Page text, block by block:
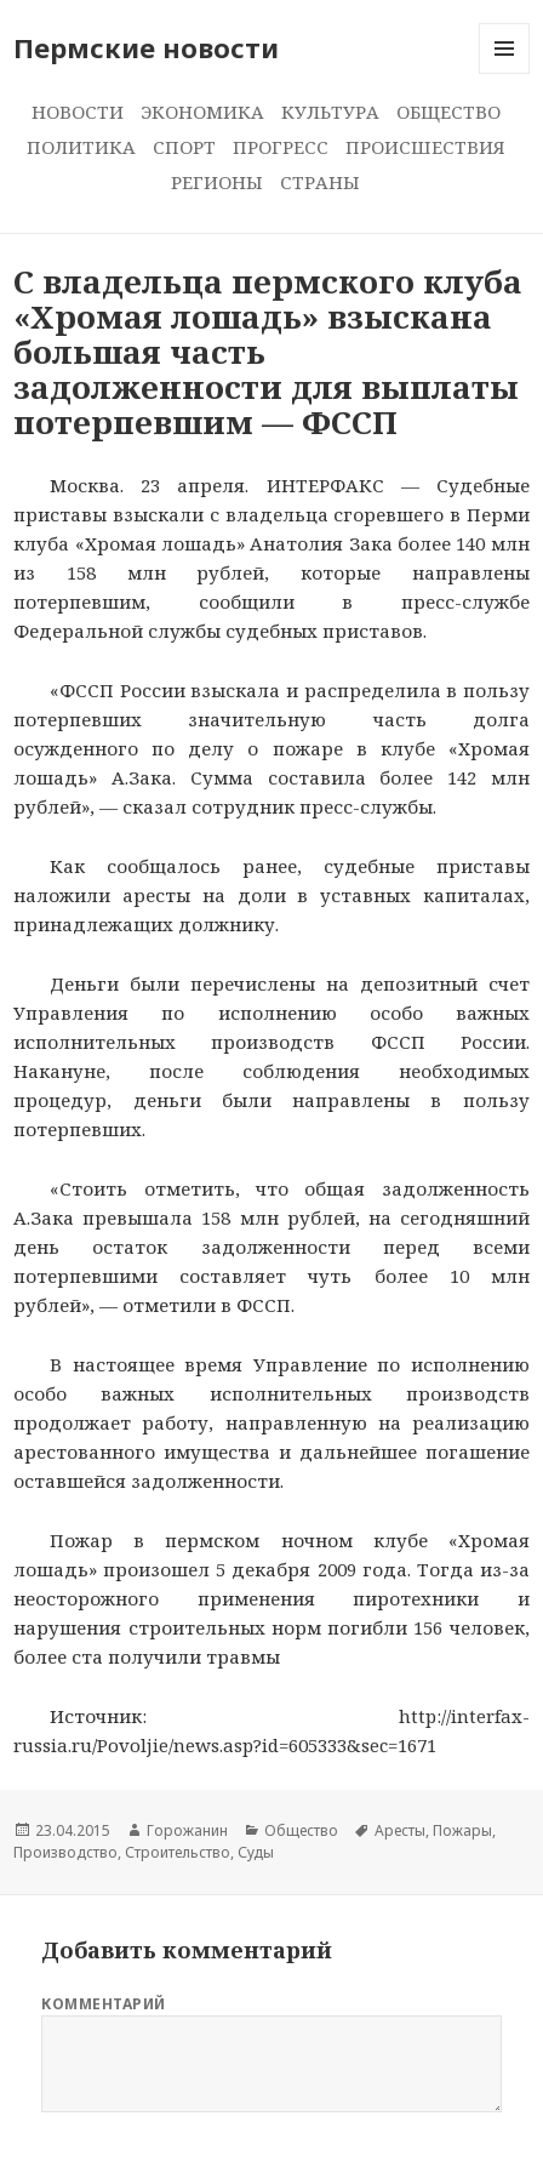
Пермские новости
И
НОВОСТИ ЭКОНОМИКА КУЛЬТУРА
ОБЩЕСТВО
ПОЛИТИКА
СПОРТ ПРОГРЕСС
ПРОИСШЕСТВИЯ
РЕГИОНЫ
СТРАНЫ
С владельца пермского клуба
«Хромая лошадь» взыскана
большая часть
задолженности для выплаты
потерпевшим — ФССП
Москва. 23 апреля. ИНТЕРФАКС — Судебные
приставы взыскали с владельца сгоревшего в Перми
клуба «Хромая лошадь» Анатолия Зака более 140 млн
из 158 млн рублей, которые направлены
потерпевшим, сообщили в пресс-службе
Федеральной службы судебных приставов.
«ФССП России взыскала и распределила в пользу
потерпевших значительную часть долга
осужденного по делу о пожаре в клубе «Хромая
лошадь» А.Зака. Сумма составила более 142 млн
рублей», — сказал сотрудник пресс-службы.
Как сообщалось ранее, судебные приставы
наложили аресты на доли в уставных капиталах,
принадлежащих должнику.
Деньги были перечислены на депозитный счет
Управления по исполнению особо важных
исполнительных производств ФССП России.
Накануне, после соблюдения необходимых
процедур, деньги были направлены в пользу
потерпевших.
«Стоить отметить, что общая задолженность
А.Зака превышала 158 млн рублей, на сегодняшний
день остаток задолженности перед всеми
потерпевшими составляет чуть более 10 млн
рублей», — отметили в ФССП.
В настоящее время Управление по исполнению
особо важных исполнительных производств
продолжает работу, направленную на реализацию
арестованного имущества и дальнейшее погашение
оставшейся задолженности.
Пожар в пермском ночном клубе «Хромая
лошадь» произошел 5 декабря 2009 года. Тогда из-за
неосторожного применения пиротехники и
нарушения строительных норм погибли 156 человек,
более ста получили травмы
Источник: http://interfax-
russia.ru/Povoljie/news.asp?id=605333&sec=1671
Новость
опубликована
23.04.2015
Автор
новости
Горожанин
Раздел
новостей
Общество
Тема
Аресты, Пожары,
Производство, Строительство, Суды
Добавить комментарий
КОММЕНТАРИЙ